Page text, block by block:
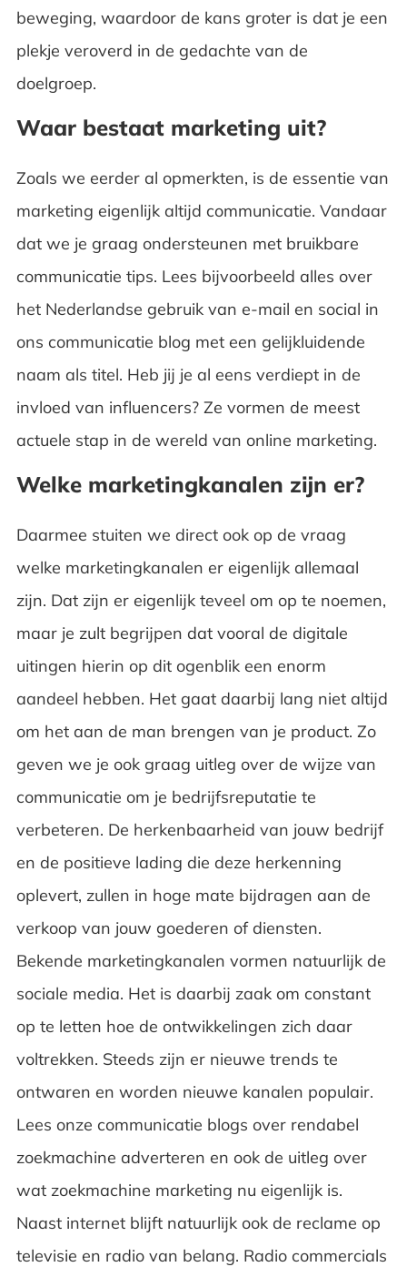
beweging, waardoor de kans groter is dat je een
plekje veroverd in de gedachte van de
doelgroep.
Waar bestaat marketing uit?
Zoals we eerder al opmerkten, is de essentie van
marketing eigenlijk altijd communicatie. Vandaar
dat we je graag ondersteunen met bruikbare
communicatie tips. Lees bijvoorbeeld alles over
het Nederlandse gebruik van e-mail en social in
ons communicatie blog met een gelijkluidende
naam als titel. Heb jij je al eens verdiept in de
invloed van influencers? Ze vormen de meest
actuele stap in de wereld van online marketing.
Welke marketingkanalen zijn er?
Daarmee stuiten we direct ook op de vraag
welke marketingkanalen er eigenlijk allemaal
zijn. Dat zijn er eigenlijk teveel om op te noemen,
maar je zult begrijpen dat vooral de digitale
uitingen hierin op dit ogenblik een enorm
aandeel hebben. Het gaat daarbij lang niet altijd
om het aan de man brengen van je product. Zo
geven we je ook graag uitleg over de wijze van
communicatie om je bedrijfsreputatie te
verbeteren. De herkenbaarheid van jouw bedrijf
en de positieve lading die deze herkenning
oplevert, zullen in hoge mate bijdragen aan de
verkoop van jouw goederen of diensten.
Bekende marketingkanalen vormen natuurlijk de
sociale media. Het is daarbij zaak om constant
op te letten hoe de ontwikkelingen zich daar
voltrekken. Steeds zijn er nieuwe trends te
ontwaren en worden nieuwe kanalen populair.
Lees onze communicatie blogs over rendabel
zoekmachine adverteren en ook de uitleg over
wat zoekmachine marketing nu eigenlijk is.
Naast internet blijft natuurlijk ook de reclame op
televisie en radio van belang. Radio commercials